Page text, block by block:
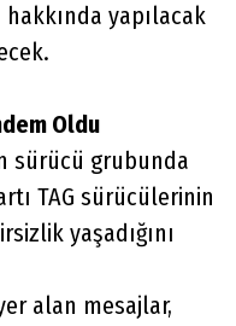
yapılacak
Oldu
sürücü grubunda
TAG sürücülerinin
yaşadığını
alan mesajlar,